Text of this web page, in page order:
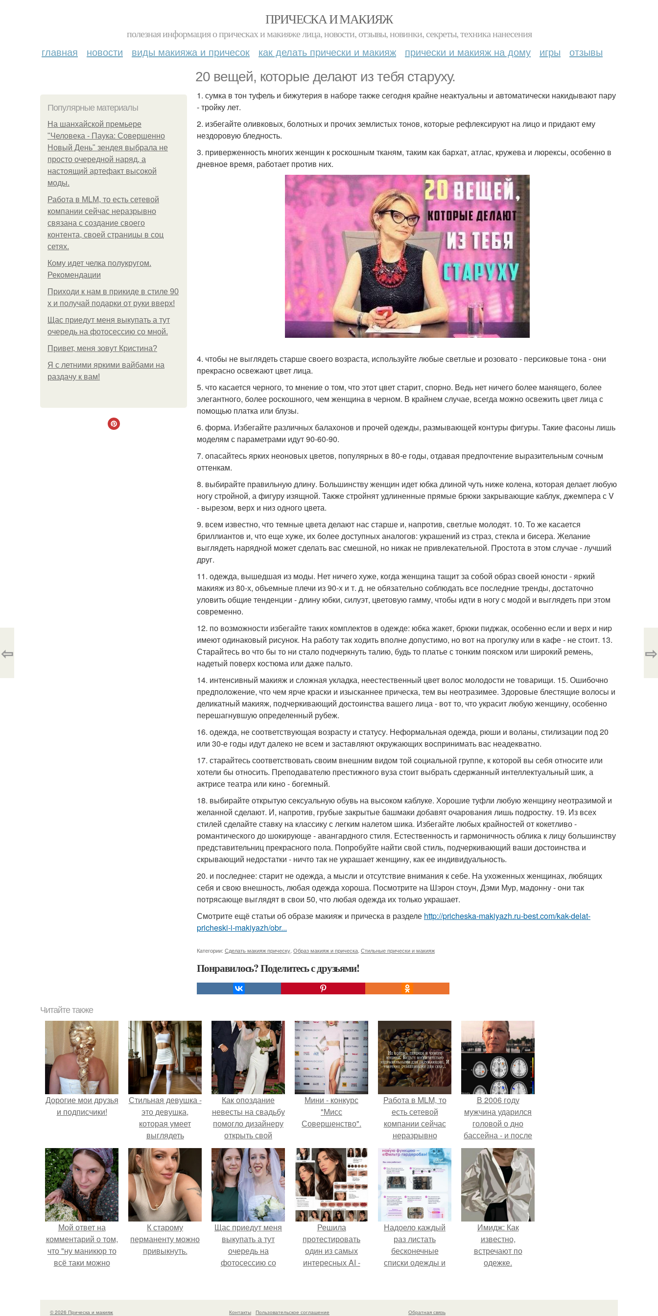
ПРИЧЕСКА И МАКИЯЖ
полезная информация о прическах и макияже лица, новости, отзывы, новинки, секреты, техника нанесения
главная новости виды макияжа и причесок как делать прически и макияж прически и макияж на дому игры отзывы
20 вещей, которые делают из тебя старуху.
Популярные материалы
На шанхайской премьере
"Человека - Паука: Совершенно
Новый День" зендея выбрала не
просто очередной наряд, а
настоящий артефакт высокой
моды.
Работа в MLM, то есть сетевой
компании сейчас неразрывно
связана с создание своего
контента, своей страницы в соц
сетях.
Кому идет челка полукругом.
Рекомендации
Приходи к нам в прикиде в стиле 90
х и получай подарки от руки вверх!
Щас приедут меня выкупать а тут
очередь на фотосессию со мной.
Привет, меня зовут Кристина?
Я с летними яркими вайбами на
раздачу к вам!
1. сумка в тон туфель и бижутерия в наборе также сегодня крайне неактуальны и автоматически накидывают пару
- тройку лет.
2. избегайте оливковых, болотных и прочих землистых тонов, которые рефлексируют на лицо и придают ему
нездоровую бледность.
3. приверженность многих женщин к роскошным тканям, таким как бархат, атлас, кружева и люрексы, особенно в
дневное время, работает против них.
4. чтобы не выглядеть старше своего возраста, используйте любые светлые и розовато - персиковые тона - они
прекрасно освежают цвет лица.
5. что касается черного, то мнение о том, что этот цвет старит, спорно. Ведь нет ничего более манящего, более
элегантного, более роскошного, чем женщина в черном. В крайнем случае, всегда можно освежить цвет лица с
помощью платка или блузы.
6. форма. Избегайте различных балахонов и прочей одежды, размывающей контуры фигуры. Такие фасоны лишь
моделям с параметрами идут 90-60-90.
7. опасайтесь ярких неоновых цветов, популярных в 80-е годы, отдавая предпочтение выразительным сочным
оттенкам.
8. выбирайте правильную длину. Большинству женщин идет юбка длиной чуть ниже колена, которая делает любую
ногу стройной, а фигуру изящной. Также стройнят удлиненные прямые брюки закрывающие каблук, джемпера с V
- вырезом, верх и низ одного цвета.
9. всем известно, что темные цвета делают нас старше и, напротив, светлые молодят. 10. То же касается
бриллиантов и, что еще хуже, их более доступных аналогов: украшений из страз, стекла и бисера. Желание
выглядеть нарядной может сделать вас смешной, но никак не привлекательной. Простота в этом случае - лучший
друг.
11. одежда, вышедшая из моды. Нет ничего хуже, когда женщина тащит за собой образ своей юности - яркий
макияж из 80-х, объемные плечи из 90-х и т. д. не обязательно соблюдать все последние тренды, достаточно
уловить общие тенденции - длину юбки, силуэт, цветовую гамму, чтобы идти в ногу с модой и выглядеть при этом
современно.
12. по возможности избегайте таких комплектов в одежде: юбка жакет, брюки пиджак, особенно если и верх и ниp
имеют одинаковый рисунок. На работу так ходить вполне допустимо, но вот на прогулку или в кафе - не стоит. 13.
Старайтесь во что бы то ни стало подчеркнуть талию, будь то платье с тонким пояском или широкий ремень,
надетый поверх костюма или даже пальто.
14. интенсивный макияж и сложная укладка, неестественный цвет волос молодости не товарищи. 15. Ошибочно
предположение, что чем ярче краски и изысканнее прическа, тем вы неотразимее. Здоровые блестящие волосы и
деликатный макияж, подчеркивающий достоинства вашего лица - вот то, что украсит любую женщину, особенно
перешагнувшую определенный рубеж.
16. одежда, не соответствующая возрасту и статусу. Неформальная одежда, рюши и воланы, стилизации под 20
или 30-е годы идут далеко не всем и заставляют окружающих воспринимать вас неадекватно.
17. старайтесь соответствовать своим внешним видом той социальной группе, к которой вы себя относите или
хотели бы относить. Преподавателю престижного вуза стоит выбрать сдержанный интеллектуальный шик, а
актрисе театра или кино - богемный.
18. выбирайте открытую сексуальную обувь на высоком каблуке. Хорошие туфли любую женщину неотразимой и
желанной сделают. И, напротив, грубые закрытые башмаки добавят очарования лишь подростку. 19. Из всех
стилей сделайте ставку на классику с легким налетом шика. Избегайте любых крайностей от кокетливо -
романтического до шокирующе - авангардного стиля. Естественность и гармоничность облика к лицу большинству
представительниц прекрасного пола. Попробуйте найти свой стиль, подчеркивающий ваши достоинства и
скрывающий недостатки - ничто так не украшает женщину, как ее индивидуальность.
20. и последнее: старит не одежда, а мысли и отсутствие внимания к себе. На ухоженных женщинах, любящих
себя и свою внешность, любая одежда хороша. Посмотрите на Шэрон стоун, Дэми Мур, мадонну - они так
потрясающе выглядят в свои 50, что любая одежда их только украшает.
Смотрите ещё статьи об образе макияж и прическа в разделе http://pricheska-makiyazh.ru-best.com/kak-delat-
pricheski-i-makiyazh/obr...
Категории: Сделать макияж прическу Образ макияж и прическа Стильные прически и макияж
Понравилось? Поделитесь с друзьями!
⇦ ⇨
Читайте также
Дорогие мои друзья
и подписчики!
Стильная девушка -
это девушка,
которая умеет
выглядеть
привлекательно и
элегантно в любои
ситуации.
Как опоздание
невесты на свадьбу
помогло дизайнеру
открыть свой
бренд.
Мини - конкурс
"Мисс
Совершенство".
Работа в MLM, то
есть сетевой
компании сейчас
неразрывно
связана с создание
своего контента,
своей страницы в
соц сетях.
В 2006 году
мужчина ударился
головой о дно
бассейна - и после
этого его жизнь
изменилась самым
странным образом.
Мой ответ на
комментарий о том,
что "ну маникюр то
всё таки можно
К старому
перманенту можно
привыкнуть.
Щас приедут меня
выкупать а тут
очередь на
фотосессию со
Решила
протестировать
один из самых
интересных AI -
Надоело каждый
раз листать
бесконечные
списки одежды и
кусочкам?
Имидж: Как
известно,
встречают по
одежке.
© 2026 Прическа и макияж Контакты Пользовательское соглашение Обратная связь